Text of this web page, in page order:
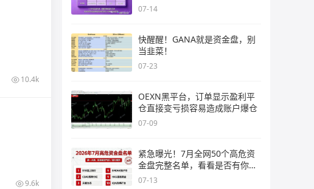
10.4k
9.6k
07-14
快醒醒！GANA就是资金盘，别
当韭菜！
07-23
OEXN黑平台，订单显示盈利平
仓直接变亏损容易造成账户爆仓
07-09
紧急曝光！7月全网50个高危资
金盘完整名单，看看是否有你正
在
07-13